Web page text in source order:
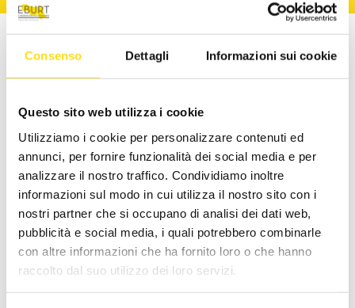
Consenso Dettagli Informazioni sui cookie
Questo sito web utilizza i cookie
Utilizziamo i cookie per personalizzare contenuti ed
annunci, per fornire funzionalità dei social media e per
analizzare il nostro traffico. Condividiamo inoltre
informazioni sul modo in cui utilizza il nostro sito con i
nostri partner che si occupano di analisi dei dati web,
pubblicità e social media, i quali potrebbero combinarle
con altre informazioni che ha fornito loro o che hanno
raccolto dal suo utilizzo dei loro servizi.
ASSISTENZA TECNICA
BANDO FOR.TE
INDIETRO
16 September 2020
Formazione
Si ricorda a tutte le aziende interessate al rilascio della lettera